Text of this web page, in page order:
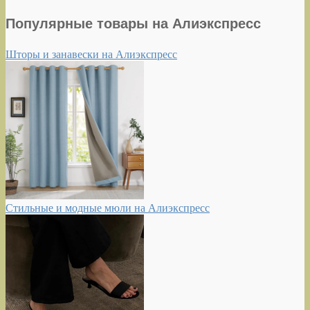
Популярные товары на Алиэкспресс
Шторы и занавески на Алиэкспресс
Стильные и модные мюли на Алиэкспресс